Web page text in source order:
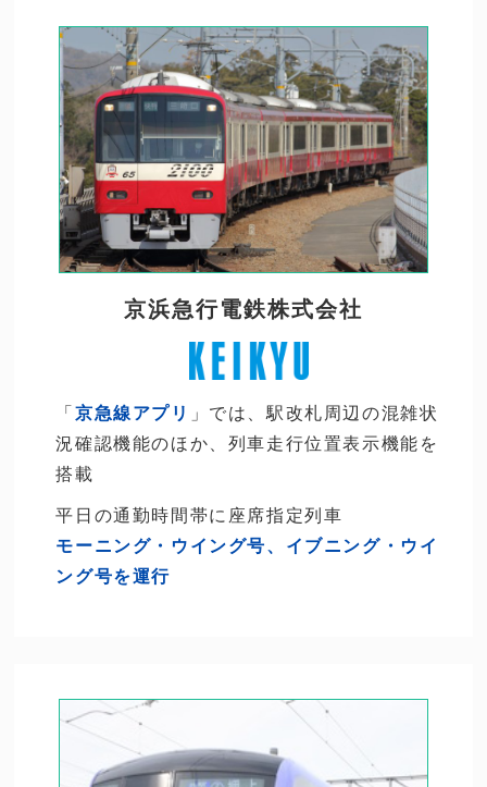
京浜急行電鉄株式会社
「京急線アプリ 」では、駅改札周辺の混雑状
況確認機能のほか、列車走行位置表示機能を
搭載
平日の通勤時間帯に座席指定列車
モーニング・ウイング号、イブニング・ウイ
ング号を運行